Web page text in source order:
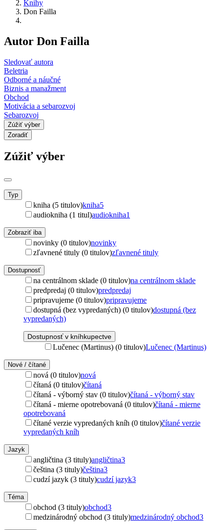
Knihy
Don Failla
Autor Don Failla
Sledovať autora
Beletria
Odborné a náučné
Biznis a manažment
Obchod
Motivácia a sebarozvoj
Sebarozvoj
Zúžiť výber
Zoradiť
Zúžiť výber
Typ
kniha (5 titulov)kniha5
audiokniha (1 titul)audiokniha1
Zobraziť iba
novinky (0 titulov)novinky
zľavnené tituly (0 titulov)zľavnené tituly
Dostupnosť
na centrálnom sklade (0 titulov)na centrálnom sklade
predpredaj (0 titulov)predpredaj
pripravujeme (0 titulov)pripravujeme
dostupná (bez vypredaných) (0 titulov)dostupná (bez
vypredaných)
Dostupnosť v kníhkupectve
Lučenec (Martinus) (0 titulov)Lučenec (Martinus)
Nové / čítané
nová (0 titulov)nová
čítaná (0 titulov)čítaná
čítaná - výborný stav (0 titulov)čítaná - výborný stav
čítaná - mierne opotrebovaná (0 titulov)čítaná - mierne
opotrebovaná
čítané verzie vypredaných kníh (0 titulov)čítané verzie
vypredaných kníh
Jazyk
angličtina (3 tituly)angličtina3
čeština (3 tituly)čeština3
cudzí jazyk (3 tituly)cudzí jazyk3
Téma
obchod (3 tituly)obchod3
medzinárodný obchod (3 tituly)medzinárodný obchod3